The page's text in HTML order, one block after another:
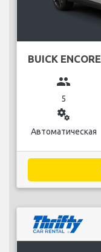
BUICK ENCORE
group
5
miscellaneous_services
Автоматическая